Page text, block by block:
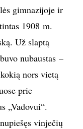
gimnazijoje ir
1908 m.
Už slaptą
nubaustas –
nors vietą
prie
„Vadovui“.
vinječių